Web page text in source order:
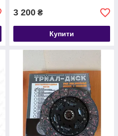
3 200 ₴
Купити